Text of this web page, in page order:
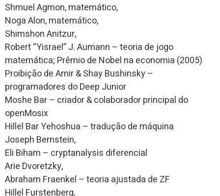
Shmuel Agmon, matemático,
Noga Alon, matemático,
Shimshon Anitzur,
Robert “Yisrael” J. Aumann – teoria de jogo
matemática; Prêmio de Nobel na economia (2005)
Proibição de Amir & Shay Bushinsky –
programadores do Deep Junior
Moshe Bar – criador & colaborador principal do
openMosix
Hillel Bar Yehoshua – tradução de máquina
Joseph Bernstein,
Eli Biham – cryptanalysis diferencial
Arie Dvoretzky,
Abraham Fraenkel – teoria ajustada de ZF
Hillel Furstenberg,